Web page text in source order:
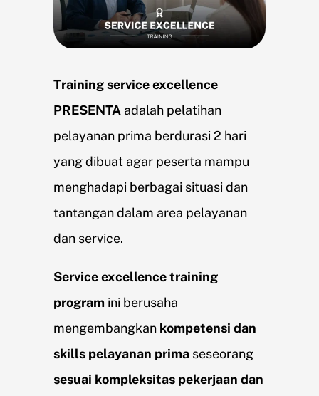
Training service excellence
PRESENTA adalah pelatihan
pelayanan prima berdurasi 2 hari
yang dibuat agar peserta mampu
menghadapi berbagai situasi dan
tantangan dalam area pelayanan
dan service.
Service excellence training
program ini berusaha
mengembangkankompetensi dan
skills pelayanan prima seseorang
sesuai kompleksitas pekerjaan dan